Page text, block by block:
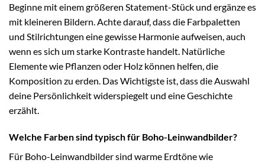
Beginne mit einem größeren Statement-Stück und ergänze es
mit kleineren Bildern. Achte darauf, dass die Farbpaletten
und Stilrichtungen eine gewisse Harmonie aufweisen, auch
wenn es sich um starke Kontraste handelt. Natürliche
Elemente wie Pflanzen oder Holz können helfen, die
Komposition zu erden. Das Wichtigste ist, dass die Auswahl
deine Persönlichkeit widerspiegelt und eine Geschichte
erzählt.
Welche Farben sind typisch für Boho-Leinwandbilder?
Für Boho-Leinwandbilder sind warme Erdtöne wie